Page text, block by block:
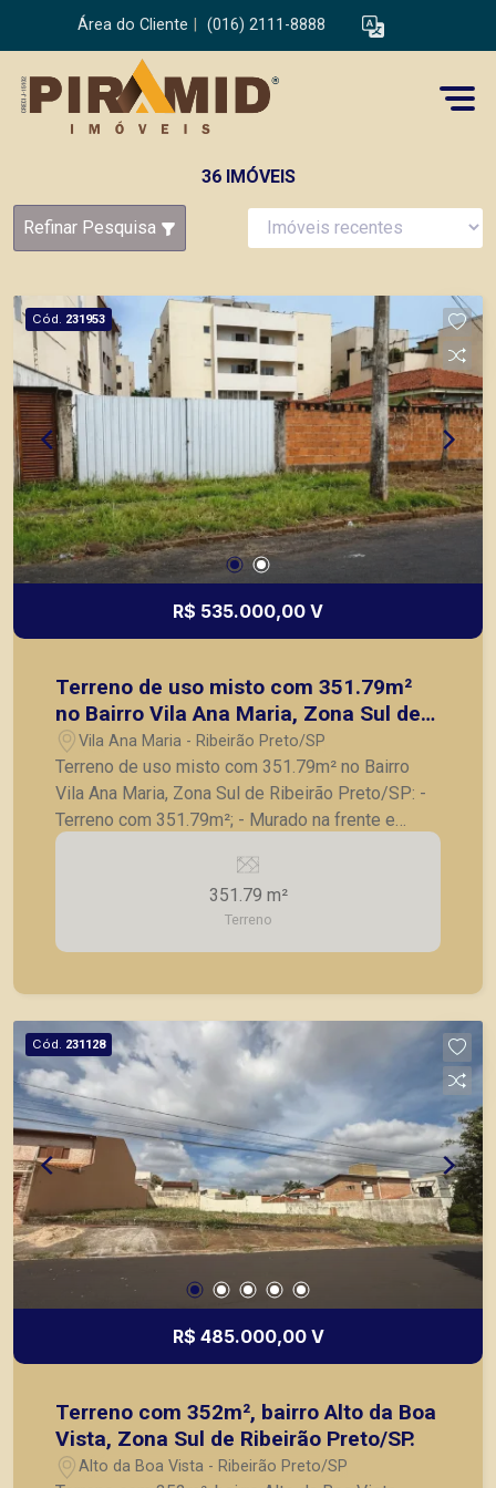
Área do Cliente (016) 2111-8888
36 IMÓVEIS
Refinar Pesquisa
Cód. 231953
R$ 535.000,00 V
Terreno de uso misto com 351.79m²
no Bairro Vila Ana Maria, Zona Sul de
Ribeirão Preto/SP:
Vila Ana Maria - Ribeirão Preto/SP
Terreno de uso misto com 351.79m² no Bairro
Vila Ana Maria, Zona Sul de Ribeirão Preto/SP: -
Terreno com 351.79m²; - Murado na frente e
fundo com muro de arrimo; - Aterro pronto; - Área
propícia para construção de apartamentos.
Projeto aprovado na Prefeitura para a Construção
de Edifício com 9 apartamentos. Sendo 6
apartamentos de 1 dormitório e 3 apartamentos
tem como objetivo atender seus clientes com
agilidade e segurança, em locação, vendas de
imóveis prontos, usados ou mesmo nos
principais lançamentos da cidade de Ribeirão
Preto.
351.79 m²
Terreno
Cód. 231128
R$ 485.000,00 V
Terreno com 352m², bairro Alto da Boa
Vista, Zona Sul de Ribeirão Preto/SP.
Alto da Boa Vista - Ribeirão Preto/SP